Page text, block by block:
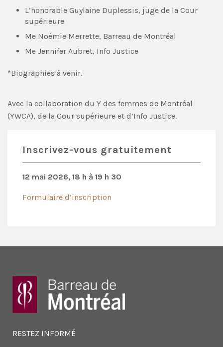
L’honorable Guylaine Duplessis, juge de la Cour
supérieure
Me Noémie Merrette, Barreau de Montréal
Me Jennifer Aubret, Info Justice
*Biographies à venir.
Avec la collaboration du Y des femmes de Montréal
(YWCA), de la Cour supérieure et d’Info Justice.
Inscrivez-vous gratuitement
12 mai 2026, 18 h à 19 h 30
Formulaire d’inscription
RESTEZ INFORMÉ